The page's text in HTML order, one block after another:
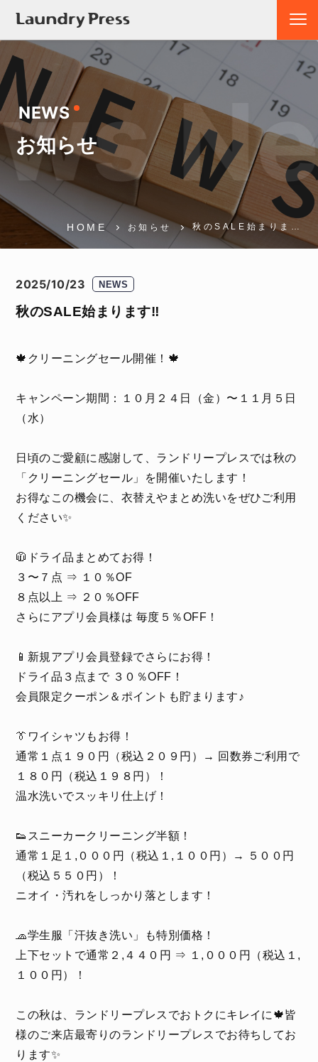
NEWS
お知らせ
HOME お知らせ 秋のSALE始まりま…
2025/10/23 NEWS
秋のSALE始まります‼️
🍁クリーニングセール開催！🍁
キャンペーン期間：１０月２４日（金）〜１１月５日
（水）
日頃のご愛顧に感謝して、ランドリープレスでは秋の
「クリーニングセール」を開催いたします！
お得なこの機会に、衣替えやまとめ洗いをぜひご利用
ください✨
🧥ドライ品まとめてお得！
３〜７点 ⇒ １０％OF
８点以上 ⇒ ２０％OFF
さらにアプリ会員様は 毎度５％OFF！
📱新規アプリ会員登録でさらにお得！
ドライ品３点まで ３０％OFF！
会員限定クーポン＆ポイントも貯まります♪
👔ワイシャツもお得！
通常１点１９０円（税込２０９円）→ 回数券ご利用で
１８０円（税込１９８円）！
温水洗いでスッキリ仕上げ！
👟スニーカークリーニング半額！
通常１足１,０００円（税込１,１００円）→ ５００円
（税込５５０円）！
ニオイ・汚れをしっかり落とします！
🧢学生服「汗抜き洗い」も特別価格！
上下セットで通常２,４４０円 ⇒ １,０００円（税込１,
１００円）！
この秋は、ランドリープレスでおトクにキレイに🍁皆
様のご来店最寄りのランドリープレスでお待ちしてお
ります✨